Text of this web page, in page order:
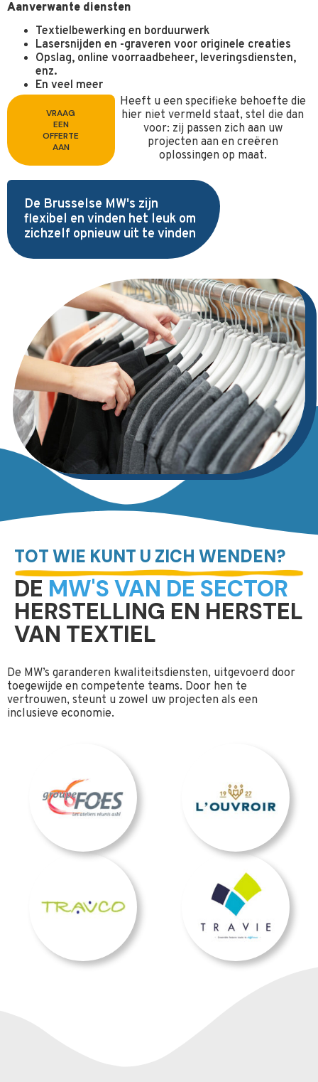
Aanverwante diensten
Textielbewerking en borduurwerk
Lasersnijden en -graveren voor originele creaties
Opslag, online voorraadbeheer, leveringsdiensten,
enz.
En veel meer
VRAAG
EEN
OFFERTE
AAN
Heeft u een specifieke behoefte die
hier niet vermeld staat, stel die dan
voor: zij passen zich aan uw
projecten aan en creëren
oplossingen op maat.
De Brusselse MW's zijn
flexibel en vinden het leuk om
zichzelf opnieuw uit te vinden
TOT WIE KUNT U ZICH WENDEN?
DE MW'S VAN DE SECTOR
HERSTELLING EN HERSTEL
VAN TEXTIEL
De MW’s garanderen kwaliteitsdiensten, uitgevoerd door
toegewijde en competente teams. Door hen te
vertrouwen, steunt u zowel uw projecten als een
inclusieve economie.